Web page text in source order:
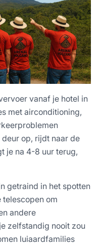
vanaf je hotel in
met airconditioning,
op, rijdt naar de
je na 4-8 uur terug,
getraind in het spotten
om
andere
zelfstandig nooit zou
luiaardfamilies